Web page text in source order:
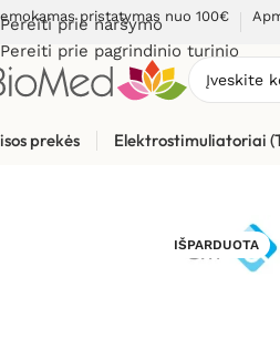
Pereiti prie naršymo
Pereiti prie pagrindinio turinio
pristatymas nuo 100€
prekės Elektrostimuliatoriai
Sveikiems namams
IŠPARDUOTA